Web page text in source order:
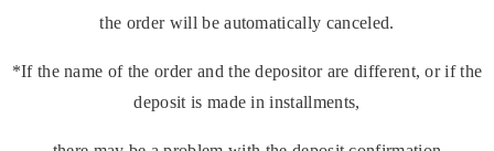
the order will be automatically canceled.
*If the name of the order and the depositor are different, or if the
deposit is made in installments,